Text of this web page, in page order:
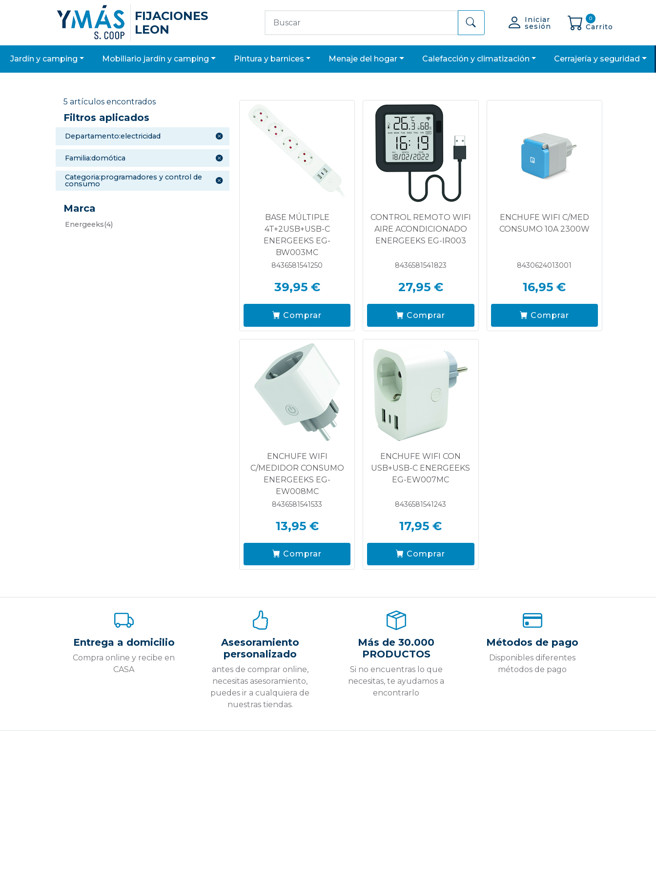
FIJACIONES
LEON
Iniciar
sesión
0
Carrito
jardín y camping mobiliario jardín y camping pintura y barnices menaje del hogar calefacción y climatización cerrajería y seguridad
5 artículos encontrados
Filtros aplicados
departamento:electricidad
familia:domótica
categoria:programadores y control de
consumo
Marca
energeeks(4)
BASE MÚLTIPLE
4T+2USB+USB-C
ENERGEEKS EG-
BW003MC
8436581541250
39,95 €
Comprar
CONTROL REMOTO WIFI
AIRE ACONDICIONADO
ENERGEEKS EG-IR003
8436581541823
27,95 €
Comprar
ENCHUFE WIFI C/MED
CONSUMO 10A 2300W
8430624013001
16,95 €
Comprar
ENCHUFE WIFI
C/MEDIDOR CONSUMO
ENERGEEKS EG-
EW008MC
8436581541533
13,95 €
Comprar
ENCHUFE WIFI CON
USB+USB-C ENERGEEKS
EG-EW007MC
8436581541243
17,95 €
Comprar
Entrega a domicilio
Compra online y recibe en
CASA
Asesoramiento
personalizado
antes de comprar online,
necesitas asesoramiento,
puedes ir a cualquiera de
nuestras tiendas.
Más de 30.000
PRODUCTOS
Si no encuentras lo que
necesitas, te ayudamos a
encontrarlo
Métodos de pago
Disponibles diferentes
métodos de pago